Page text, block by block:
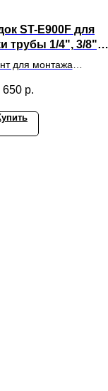
ST-E900F для
трубы 1/4", 3/8",
для монтажа
650 р.